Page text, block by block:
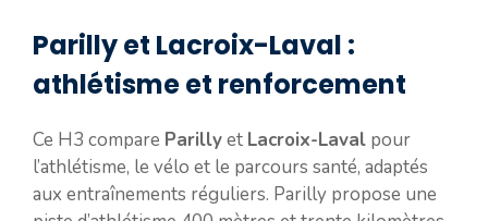
Parilly et Lacroix-Laval :
athlétisme et renforcement
Ce H3 compare Parillyet Lacroix-Laval pour
l’athlétisme, le vélo et le parcours santé, adaptés
aux entraînements réguliers. Parilly propose une